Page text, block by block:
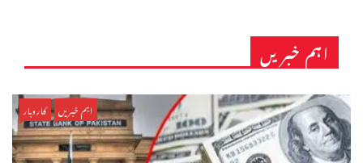
اہم خبریں
اہم خبریں کاروبار